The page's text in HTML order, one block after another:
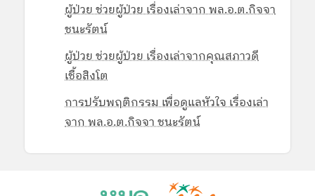
ผู้ป่วย ช่วยผู้ป่วย เรื่องเล่าจาก พล.อ.ต.กิจจา
ชนะรัตน์
ผู้ป่วย ช่วยผู้ป่วย เรื่องเล่าจากคุณสภาวดี
เชื้อสิงโต
การปรับพฤติกรรม เพื่อดูแลหัวใจ เรื่องเล่า
จาก พล.อ.ต.กิจจา ชนะรัตน์